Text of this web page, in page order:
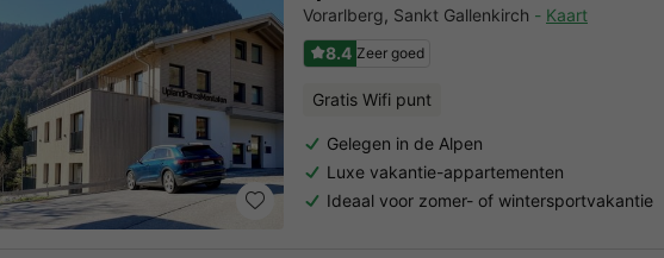
Vorarlberg, Sankt Gallenkirch
Kaart
8.4 Zeer goed
Gratis Wifi punt
Gelegen in de Alpen
Luxe vakantie-appartementen
Ideaal voor zomer- of wintersportvakantie